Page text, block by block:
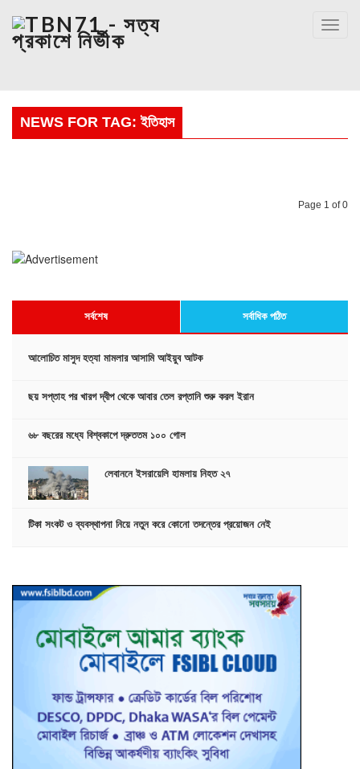
NEWS FOR TAG: ইতিহাস
Page 1 of 0
সর্বশেষ সর্বাধিক পঠিত
আলোচিত মাসুদ হত্যা মামলার আসামি আইয়ুব আটক
ছয় সপ্তাহ পর খারগ দ্বীপ থেকে আবার তেল রপ্তানি শুরু করল ইরান
৬৮ বছরের মধ্যে বিশ্বকাপে দ্রুততম ১০০ গোল
লেবাননে ইসরায়েলি হামলায় নিহত ২৭
টিকা সংকট ও ব্যবস্থাপনা নিয়ে নতুন করে কোনো তদন্তের প্রয়োজন নেই